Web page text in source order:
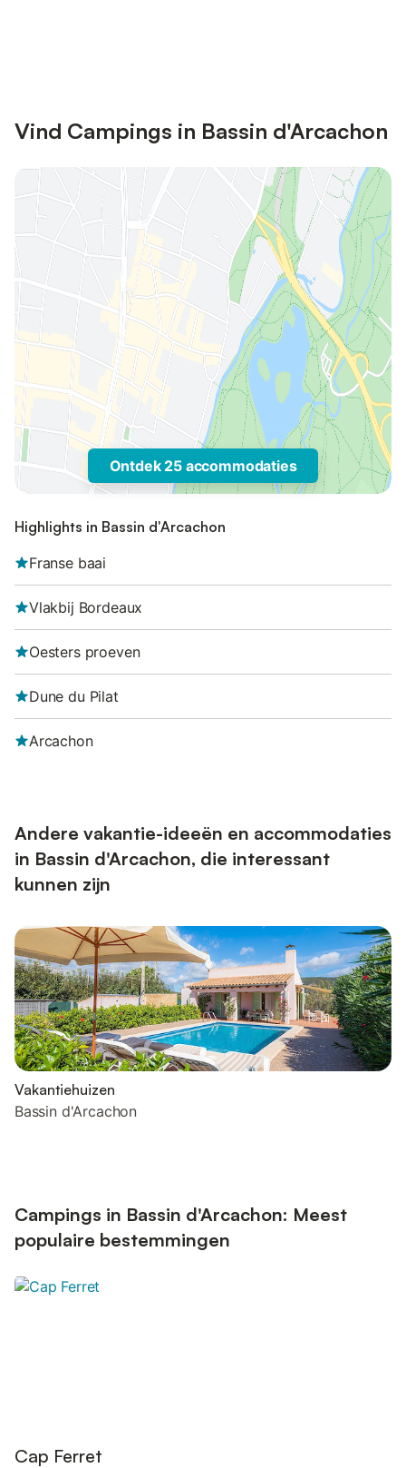
Vind Campings in Bassin d'Arcachon
Ontdek 25 accommodaties
Highlights in Bassin d'Arcachon
Franse baai
Vlakbij Bordeaux
Oesters proeven
Dune du Pilat
Arcachon
Andere vakantie-ideeën en accommodaties
in Bassin d'Arcachon, die interessant
kunnen zijn
Vakantiehuizen
Bassin d'Arcachon
Campings in Bassin d'Arcachon: Meest
populaire bestemmingen
Cap Ferret